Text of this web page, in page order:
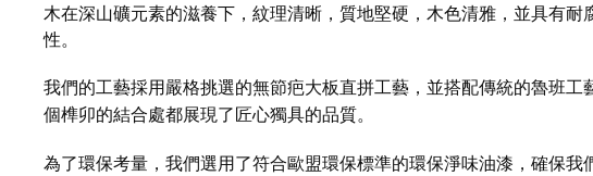
木在深山礦元素的滋養下，紋理清晰，質地堅硬，木色清雅，並具有
性。
我們的工藝採用嚴格挑選的無節疤大板直拼工藝，並搭配傳統的魯班
個榫卯的結合處都展現了匠心獨具的品質。
為了環保考量，我們選用了符合歐盟環保標準的環保淨味油漆，確保